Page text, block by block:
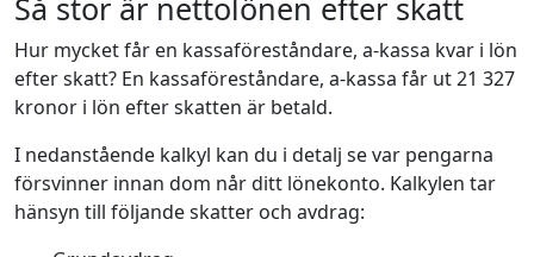
Så stor är nettolönen efter skatt
Hur mycket får en kassaföreståndare, a-kassa kvar i lön
efter skatt? En kassaföreståndare, a-kassa får ut 21 327
kronor i lön efter skatten är betald.
I nedanstående kalkyl kan du i detalj se var pengarna
försvinner innan dom når ditt lönekonto. Kalkylen tar
hänsyn till följande skatter och avdrag: